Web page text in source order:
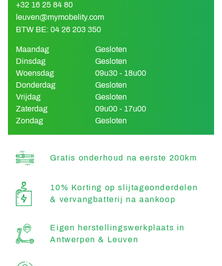
+32 16 25 84 80
leuven@mymobelity.com
BTW BE: 04 26 203 350
Maandag
Gesloten
Dinsdag
Gesloten
Woensdag
09u30 - 18u00
Donderdag
Gesloten
Vrijdag
Gesloten
Zaterdag
09u00 - 17u00
Zondag
Gesloten
Gratis onderhoud na eerste 200km
10% Korting op slijtageonderdelen
& vervangbatterij na aankoop
Eigen herstellingswerkplaats in
Antwerpen & Leuven